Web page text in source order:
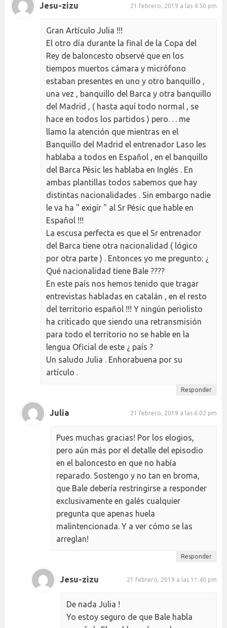
Jesu-zizu 21 febrero, 2019 a las 4:50 pm
Gran Artículo Julia !!!
El otro día durante la final de la Copa del
Rey de baloncesto observé que en los
tiempos muertos cámara y micrófono
estaban presentes en uno y otro banquillo ,
una vez , banquillo del Barca y otra banquillo
del Madrid , ( hasta aquí todo normal , se
hace en todos los partidos ) pero. . . me
llamo la atención que mientras en el
Banquillo del Madrid el entrenador Laso les
hablaba a todos en Español , en el banquillo
del Barca Pésic les hablaba en Inglés . En
ambas plantillas todos sabemos que hay
distintas nacionalidades . Sin embargo nadie
le va ha " exigir " al Sr Pésic que hable en
Español !!!
La escusa perfecta es que el Sr entrenador
del Barca tiene otra nacionalidad ( lógico
por otra parte ) . Entonces yo me pregunto: ¿
Qué nacionalidad tiene Bale ????
En este país nos hemos tenido que tragar
entrevistas habladas en catalán , en el resto
del territorio español !!! Y ningún periolisto
ha criticado que siendo una retransmisión
para todo el territorio no se hable en la
lengua Oficial de este ¿ país ?
Un saludo Julia . Enhorabuena por su
artículo .
Responder
Julia 21 febrero, 2019 a las 6:02 pm
Pues muchas gracias! Por los elogios,
pero aún más por el detalle del episodio
en el baloncesto en que no había
reparado. Sostengo y no tan en broma,
que Bale debería restringirse a responder
exclusivamente en galés cualquier
pregunta que apenas huela
malintencionada. Y a ver cómo se las
arreglan!
Responder
Jesu-zizu 21 febrero, 2019 a las 11:40 pm
De nada Julia !
Yo estoy seguro de que Bale habla